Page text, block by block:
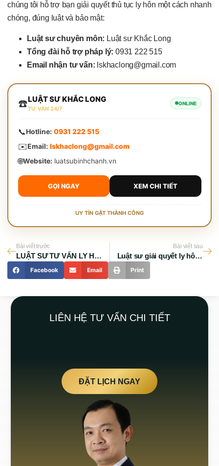
chúng tôi hỗ trợ bạn giải quyết thủ tục ly hôn một cách nhanh
chóng, đúng luật và bảo mật:
Luật sư chuyên môn: Luật sư Khắc Long
Tổng đài hỗ trợ pháp lý: 0931 222 515
Email nhận tư vấn: lskhaclong@gmail.com
☎️LUẬT SƯ KHẮC LONG
TƯ VẤN 24/7
ONLINE
📞Hotline: 0931 222 515
✉️Email: lskhaclong@gmail.com
🌐Website:luatsubinhchanh.vn
GỌI NGAY XEM CHI TIẾT
UY TÍN GẶT THÀNH CÔNG
Bài viết trước
LUẬT SƯ TƯ VẤN LY HÔN Ở QUẬN TÂN PHÚ CẦN NHỮNG GIẤY TỜ GÌ?
Bài viết sau
Luật sư giải quyết ly hôn nhanh tại Quận Tân Phú
Facebook Email Print
LIÊN HỆ TƯ VẤN CHI TIẾT
ĐẶT LỊCH NGAY